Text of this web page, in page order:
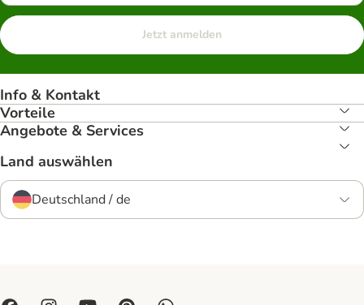
Jetzt anmelden
Info & Kontakt
Vorteile
Angebote & Services
Land auswählen
Deutschland / de